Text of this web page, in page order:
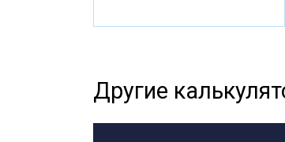
Другие